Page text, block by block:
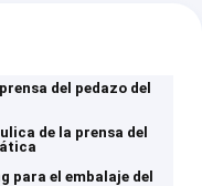
del pedazo del
de la prensa del
para el embalaje del